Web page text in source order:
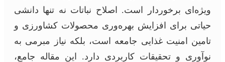
ویژه‌ای برخوردار است. اصلاح نباتات نه تنها دانشی
حیاتی برای افزایش بهره‌وری محصولات کشاورزی و
تامین امنیت غذایی جامعه است، بلکه نیاز مبرمی به
نوآوری و تحقیقات کاربردی دارد. این مقاله جامع،